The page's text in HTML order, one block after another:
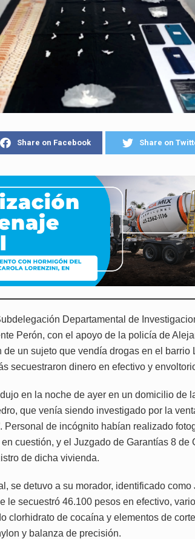
Share on Facebook Share on
Departamental de
Perón, con el apoyo de la policía de
de un sujeto que vendía drogas en el barrio
secuestraron dinero en efectivo y
en la noche de ayer en un domicilio de
que venía siendo investigado por la
Personal de incógnito habían realizado
cuestión, y el Juzgado de Garantías 8 de
de dicha vivienda.
se detuvo a su morador, identificado como
le secuestró 46.100 pesos en efectivo,
clorhidrato de cocaína y elementos de
y balanza de precisión.